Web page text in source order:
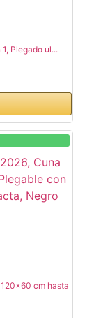
Plegado ul...
cm hasta